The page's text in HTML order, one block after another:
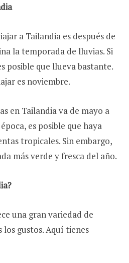
a Tailandia es después de
la temporada de lluvias. Si
posible que llueva bastante.
es noviembre.
en Tailandia va de mayo a
es posible que haya
tropicales. Sin embargo,
más verde y fresca del año.
una gran variedad de
gustos. Aquí tienes